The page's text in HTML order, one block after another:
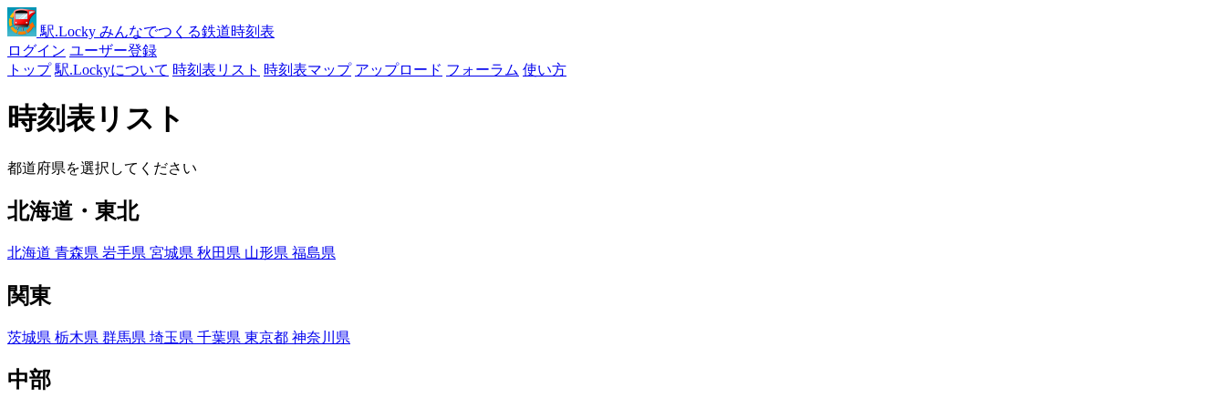
駅.Locky みんなでつくる鉄道時刻表
ログイン ユーザー登録
トップ 駅.Lockyについて 時刻表リスト 時刻表マップ アップロード フォーラム 使い方
時刻表リスト
都道府県を選択してください
北海道・東北
北海道 青森県 岩手県 宮城県 秋田県 山形県 福島県
関東
茨城県 栃木県 群馬県 埼玉県 千葉県 東京都 神奈川県
中部